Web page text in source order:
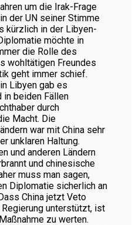
um die Irak-Frage
der UN seiner Stimme
kürzlich in der Libyen-
möchte in
die Rolle des
wohltätigen Freundes
geht immer schief.
Libyen gab es
in beiden Fällen
durch
Macht. Die
war mit China sehr
unklaren Haltung.
und anderen Ländern
und chinesische
muss man sagen,
Diplomatie sicherlich an
China jetzt Veto
unterstützt, ist
zu werten.